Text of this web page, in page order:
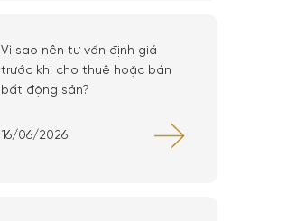
Vì sao nên tư vấn định giá
trước khi cho thuê hoặc bán
bất động sản?
16/06/2026